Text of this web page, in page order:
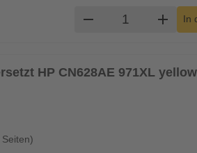
remove Produktadd In
HP CN628AE 971XL yellow